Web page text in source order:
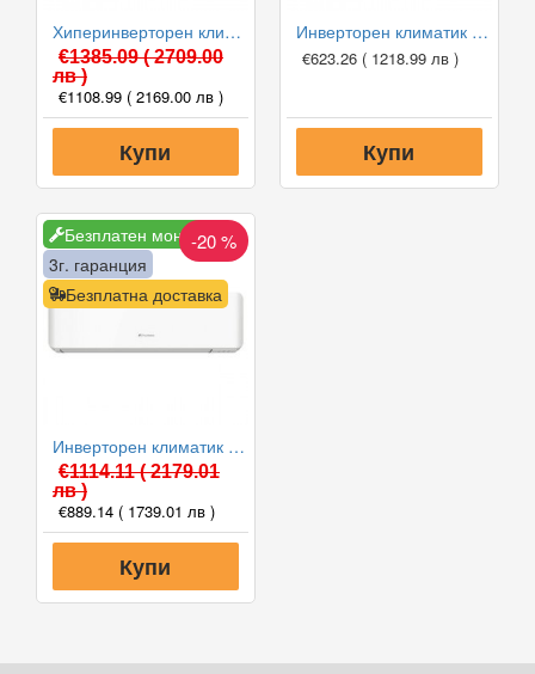
Хиперинверторен климатик Fuji Electric RSG12KGTB(E) /ROG12KGCA, 12000 BTU, Клас A+++
€1385.09( 2709.00
лв )
€1108.99 ( 2169.00 лв )
Купи
Инверторен климатик Fuji Electric RSG09KPCA/ROG09KPCA, 9000 BTU, Клас A++
€623.26 ( 1218.99 лв )
Купи
Безплатен монтаж
Безплатна доставка
3г. гаранция
-20 %
Инверторен климатик Fuji Electric RSG12KMCE/ROG12KMCC, 12000 BTU, Клас A++
€1114.11( 2179.01
лв )
€889.14 ( 1739.01 лв )
Купи